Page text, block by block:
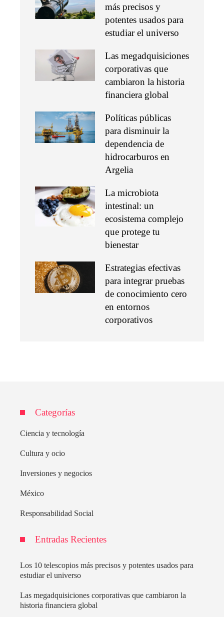
más precisos y
potentes usados para
estudiar el universo
Las megadquisiciones
corporativas que
cambiaron la historia
financiera global
Políticas públicas
para disminuir la
dependencia de
hidrocarburos en
Argelia
La microbiota
intestinal: un
ecosistema complejo
que protege tu
bienestar
Estrategias efectivas
para integrar pruebas
de conocimiento cero
en entornos
corporativos
Categorías
Ciencia y tecnología
Cultura y ocio
Inversiones y negocios
México
Responsabilidad Social
Entradas Recientes
Los 10 telescopios más precisos y potentes usados para
estudiar el universo
Las megadquisiciones corporativas que cambiaron la
historia financiera global